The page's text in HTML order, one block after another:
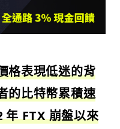
格表現低迷的背
的比特幣累積速
年 FTX 崩盤以來